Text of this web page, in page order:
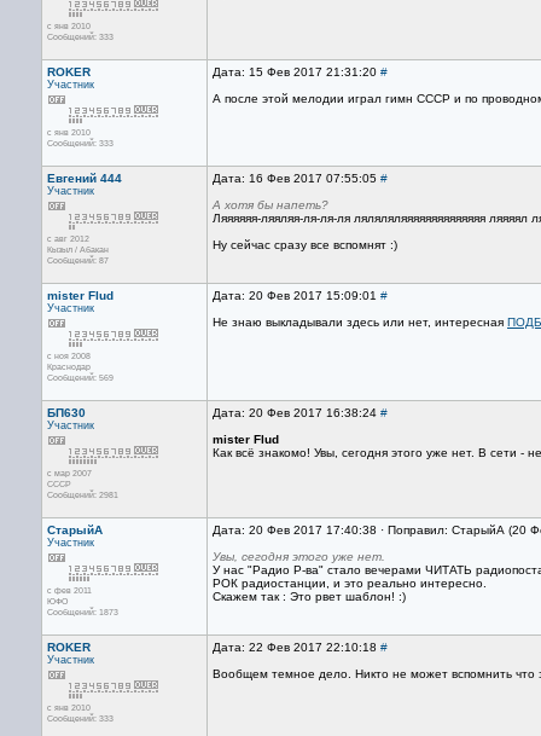
с янв 2010
Сообщений: 333
ROKER
Участник
с янв 2010
Сообщений: 333
Дата: 15 Фев 2017 21:31:20 #
А после этой мелодии играл гимн СССР и по
Евгений 444
Участник
с авг 2012
Кызыл / Абакан
Сообщений: 87
Дата: 16 Фев 2017 07:55:05 #
А хотя бы напеть?
Ляяяяяя-ляяляя-ля-ля-ля ляляляляяяяяяяяяяяяяя ляяяял
Ну сейчас сразу все вспомнят :)
mister Flud
Участник
с ноя 2008
Краснодар
Сообщений: 569
Дата: 20 Фев 2017 15:09:01 #
Не знаю выкладывали здесь или нет, интересная
БП630
Участник
с мар 2007
CCCP
Сообщений: 2981
Дата: 20 Фев 2017 16:38:24 #
mister Flud
Как всё знакомо! Увы, сегодня этого уже нет. В сети -
СтарыйА
Участник
с фев 2011
ЮФО
Сообщений: 1873
Дата: 20 Фев 2017 17:40:38 · Поправил: СтарыйА (20
Увы, сегодня этого уже нет.
У нас "Радио Р-ва" стало вечерами ЧИТАТЬ
РОК радиостанции, и это реально интересно.
Скажем так : Это рвет шаблон! :)
ROKER
Участник
с янв 2010
Сообщений: 333
Дата: 22 Фев 2017 22:10:18 #
Вообщем темное дело. Никто не может вспомнить что